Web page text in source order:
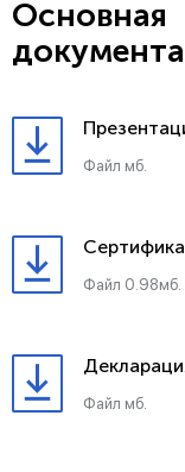
Основная
Файл мб.
Файл 0.98мб.
Файл мб.